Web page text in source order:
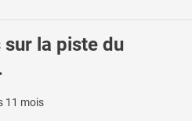
sur la piste du
11 mois